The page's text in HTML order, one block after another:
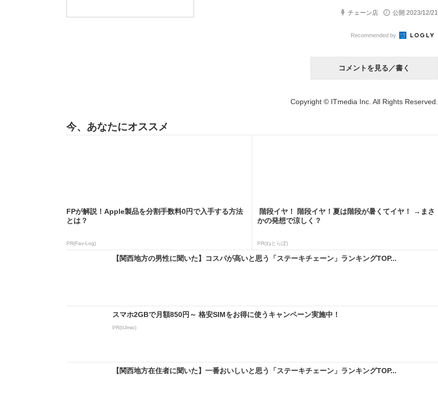
チェーン店 公開 2023/12/21
Recommended by
コメントを見る／書く
Copyright © ITmedia Inc. All Rights Reserved.
今、あなたにオススメ
FPが解説！Apple製品を分割手数料0円で入手する方法
とは？
PR(Fav-Log)
階段イヤ！ 階段イヤ！夏は階段が暑くてイヤ！ →まさ
かの発想で涼しく？
PR(ねとらぼ)
【関西地方の男性に聞いた】コスパが高いと思う「ステーキチェーン」ランキングTOP...
スマホ2GBで月額850円～ 格安SIMをお得に使うキャンペーン実施中！
PR(IIJmio)
【関西地方在住者に聞いた】一番おいしいと思う「ステーキチェーン」ランキングTOP...